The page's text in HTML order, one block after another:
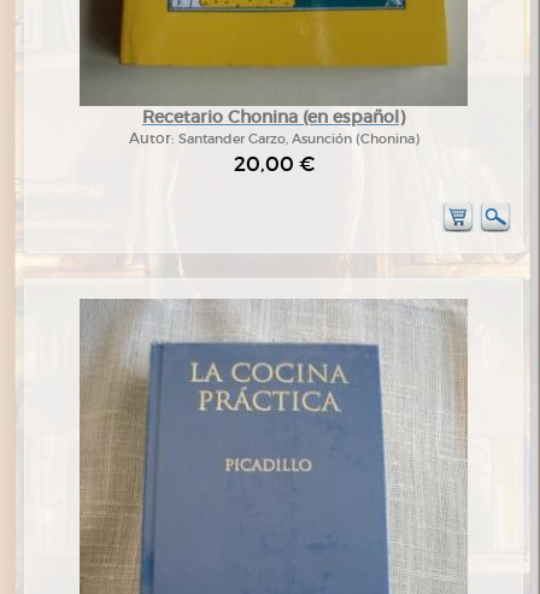
Recetario Chonina (en español)
Autor: Santander Garzo, Asunción (Chonina)
20,00 €